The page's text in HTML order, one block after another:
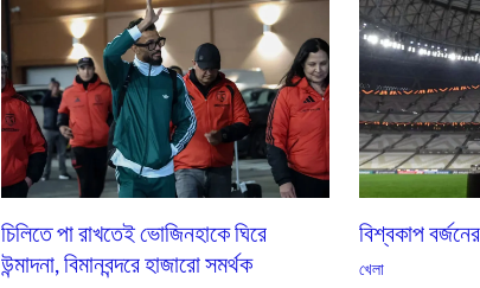
চিলিতে পা রাখতেই ভোজিনহাকে ঘিরে
উন্মাদনা, বিমানবন্দরে হাজারো সমর্থক
বিশ্বকাপ
খেলা